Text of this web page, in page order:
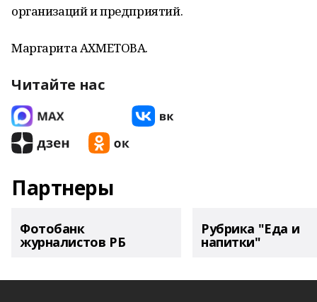
организаций и предприятий.
Маргарита АХМЕТОВА.
Читайте нас
Партнеры
Фотобанк
журналистов РБ
Рубрика "Еда и
напитки"